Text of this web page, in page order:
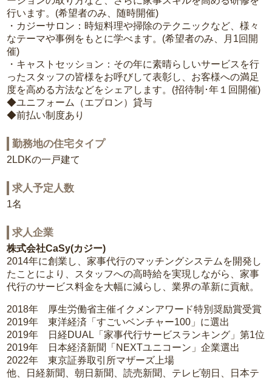
行います。(希望者のみ、随時開催)
・カジーサロン：時短料理や掃除のテクニックなど、様々
なテーマや事例をもとに学べます。(希望者のみ、月1回開
催)
・キャストセッション：その年に素晴らしいサービスを行
ったスタッフの皆様をお呼びして表彰し、お客様への満足
度を高める方法などをシェアします。(招待制･年１回開催)
◆ユニフォーム（エプロン）貸与
◆前払い制度あり
勤務地の住宅タイプ
2LDKの一戸建て
求人予定人数
1名
求人企業
株式会社CaSy(カジー)
2014年に創業し、家事代行のマッチングシステムを開発し
たことにより、スタッフへの高時給を実現しながら、家事
代行のサービス料金を大幅に減らし、業界の革新に貢献。
2018年 厚生労働省主催イクメンアワード特別奨励賞受賞
2019年 東洋経済「すごいベンチャー100」に選出
2019年 日経DUAL「家事代行サービスランキング」第1位
2019年 日本経済新聞「NEXTユニコーン」企業選出
2022年 東京証券取引所マザーズ上場
他、日経新聞、朝日新聞、読売新聞、テレビ朝日、日本テ